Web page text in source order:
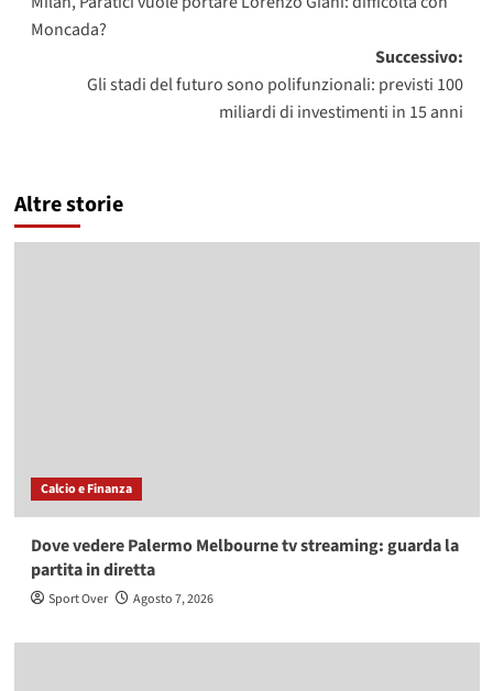
articolo
Moncada?
Successivo:
Gli stadi del futuro sono polifunzionali: previsti 100
miliardi di investimenti in 15 anni
Altre storie
Calcio e Finanza
Dove vedere Palermo Melbourne tv streaming: guarda la
partita in diretta
Sport Over Agosto 7, 2026